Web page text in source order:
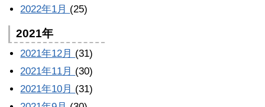
2022年1月 (25)
2021年
2021年12月 (31)
2021年11月 (30)
2021年10月 (31)